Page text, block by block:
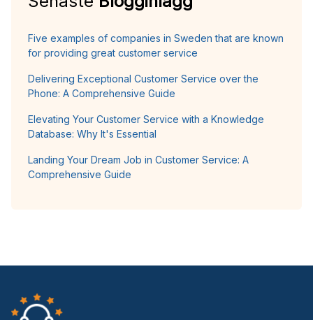
Five examples of companies in Sweden that are known
for providing great customer service
Delivering Exceptional Customer Service over the
Phone: A Comprehensive Guide
Elevating Your Customer Service with a Knowledge
Database: Why It's Essential
Landing Your Dream Job in Customer Service: A
Comprehensive Guide